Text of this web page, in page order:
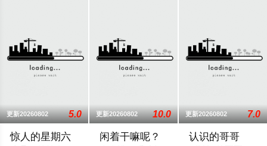
更新20260802 5.0
惊人的星期六
更新20260802 10.0
闲着干嘛呢？
更新20260802 7.0
认识的哥哥